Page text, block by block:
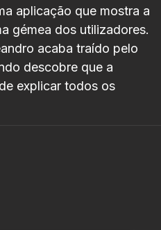
aplicação que mostra a
gémea dos utilizadores.
acaba traído pelo
descobre que a
explicar todos os